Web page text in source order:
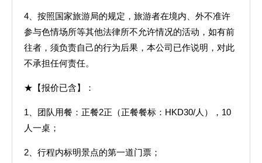
4、按照国家旅游局的规定，旅游者在境内、外不准许
参与色情场所等其他法律所不允许情况的活动，如有前
往者，须负责自己的行为后果，本公司已作说明，对此
不承担任何责任。
★【报价已含】：
1、团队用餐：正餐2正（正餐餐标：HKD30/人），10
人一桌；
2、行程内标明景点的第一道门票；